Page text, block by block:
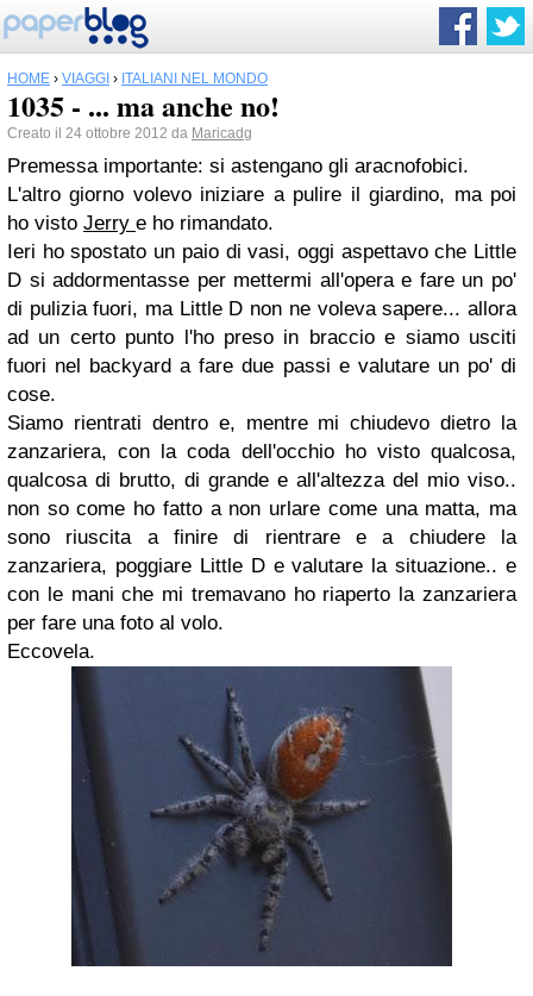
HOME › VIAGGI › ITALIANI NEL MONDO
1035 - ... ma anche no!
Creato il 24 ottobre 2012 da Maricadg
Premessa importante: si astengano gli aracnofobici.
L'altro giorno volevo iniziare a pulire il giardino, ma poi
ho visto Jerry e ho rimandato.
Ieri ho spostato un paio di vasi, oggi aspettavo che Little
D si addormentasse per mettermi all'opera e fare un po'
di pulizia fuori, ma Little D non ne voleva sapere... allora
ad un certo punto l'ho preso in braccio e siamo usciti
fuori nel backyard a fare due passi e valutare un po' di
cose.
Siamo rientrati dentro e, mentre mi chiudevo dietro la
zanzariera, con la coda dell'occhio ho visto qualcosa,
qualcosa di brutto, di grande e all'altezza del mio viso..
non so come ho fatto a non urlare come una matta, ma
sono riuscita a finire di rientrare e a chiudere la
zanzariera, poggiare Little D e valutare la situazione.. e
con le mani che mi tremavano ho riaperto la zanzariera
per fare una foto al volo.
Eccovela.